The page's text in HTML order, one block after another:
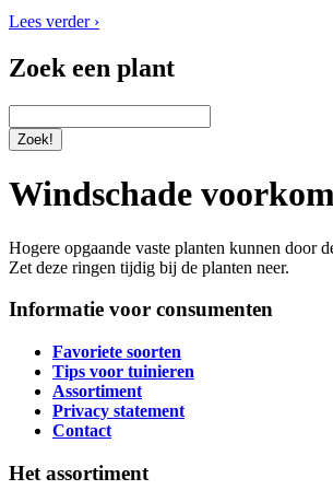
Lees verder ›
Zoek een plant
Windschade
Hogere opgaande vaste planten kunnen door
Zet deze ringen tijdig bij de planten neer.
Informatie voor consumenten
Favoriete soorten
Tips voor tuinieren
Assortiment
Privacy statement
Contact
Het assortiment